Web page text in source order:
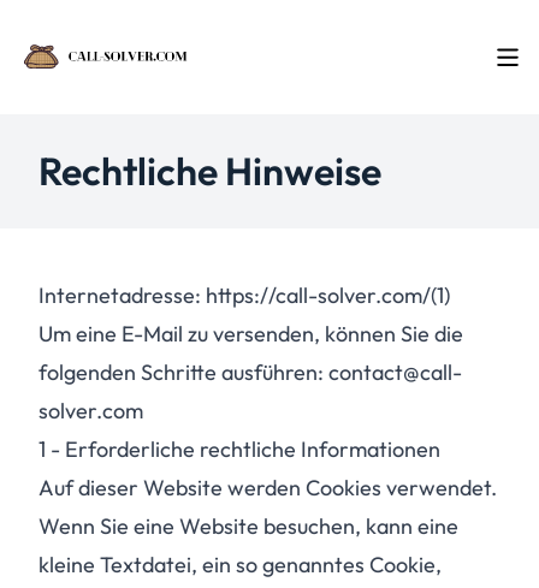
Rechtliche Hinweise
Internetadresse: https://call-solver.com/(1)
Um eine E-Mail zu versenden, können Sie die
folgenden Schritte ausführen: contact@call-
solver.com
1 - Erforderliche rechtliche Informationen
Auf dieser Website werden Cookies verwendet.
Wenn Sie eine Website besuchen, kann eine
kleine Textdatei, ein so genanntes Cookie,